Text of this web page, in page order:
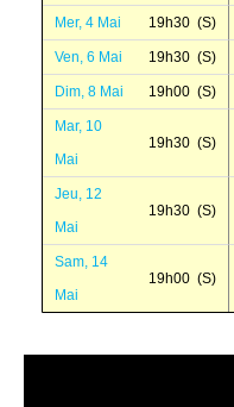
Mer, 4 Mai 19h30 (S)
Ven, 6 Mai 19h30 (S)
Dim, 8 Mai 19h00 (S)
Mar, 10
Mai
19h30 (S)
Jeu, 12
Mai
19h30 (S)
Sam, 14
Mai
19h00 (S)